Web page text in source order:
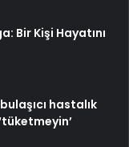
Bir Kişi Hayatını
hastalık